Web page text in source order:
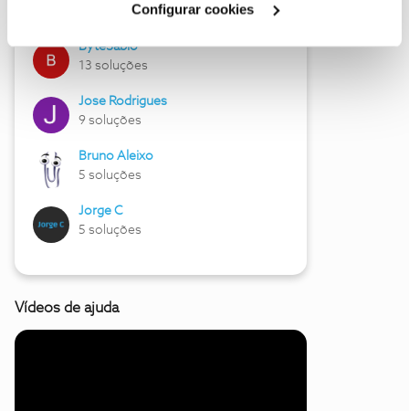
Configurar cookies
17 soluções
ByteSábio
13 soluções
Jose Rodrigues
9 soluções
Bruno Aleixo
5 soluções
Jorge C
5 soluções
Vídeos de ajuda